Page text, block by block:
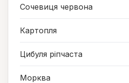
Сочевиця червона
Картопля
Цибуля ріпчаста
Морква